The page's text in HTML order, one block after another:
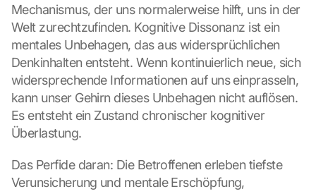
Mechanismus, der uns normalerweise hilft, uns in der
Welt zurechtzufinden. Kognitive Dissonanz ist ein
mentales Unbehagen, das aus widersprüchlichen
Denkinhalten entsteht. Wenn kontinuierlich neue, sich
widersprechende Informationen auf uns einprasseln,
kann unser Gehirn dieses Unbehagen nicht auflösen.
Es entsteht ein Zustand chronischer kognitiver
Überlastung.
Das Perfide daran: Die Betroffenen erleben tiefste
Verunsicherung und mentale Erschöpfung,